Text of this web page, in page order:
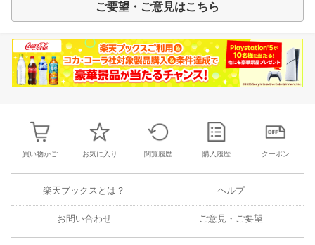
ご要望・ご意見はこちら
買い物かご お気に入り 閲覧履歴 購入履歴 クーポン
楽天ブックスとは？ ヘルプ
お問い合わせ ご意見・ご要望